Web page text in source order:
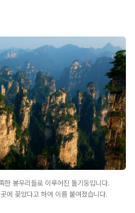
한 봉우리들로 이루어진 돌기둥입니다.
에 꽂았다고 하여 이름 붙여졌습니다.